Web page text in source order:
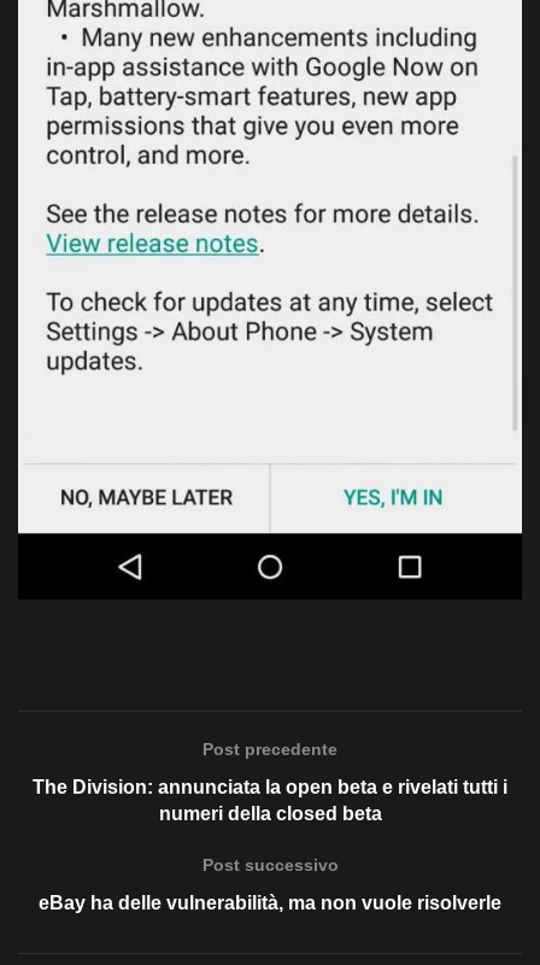
Post precedente
The Division: annunciata la open beta e rivelati tutti i
numeri della closed beta
Post successivo
eBay ha delle vulnerabilità, ma non vuole risolverle